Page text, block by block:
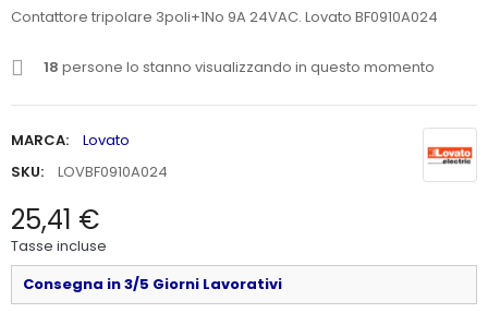
Contattore tripolare 3poli+1No 9A 24VAC. Lovato BF0910A024
18 persone lo stanno visualizzando in questo momento
MARCA:
Lovato
SKU:
LOVBF0910A024
25,41 €
Tasse incluse
Consegna in 3/5 Giorni Lavorativi